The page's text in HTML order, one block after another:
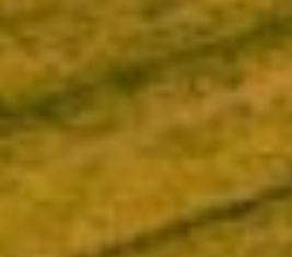
جهاز